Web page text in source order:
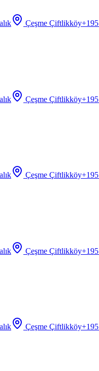
Çeşme Çiftlikköy+195
Çeşme Çiftlikköy+195
Çeşme Çiftlikköy+195
Çeşme Çiftlikköy+195
Çeşme Çiftlikköy+195